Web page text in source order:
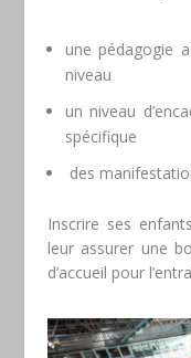
une pédagogie
niveau
un niveau
spécifique
des
Inscrire ses
leur assurer une
d’accueil pour